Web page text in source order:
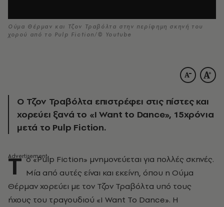
Ούμα Θέρμαν και Τζον Τραβόλτα στην περίφημη σκηνή του
χορού από το Pulp Fiction/© Youtube
Ο Τζον Τραβόλτα επιστρέφει στις πίστες και
χορεύει ξανά το «Ι Want to Dance», 15χρόνια
μετά το Pulp Fiction.
Τ ο «Pulp Fiction» μνημονεύεται για πολλές σκηνές.
Μία από αυτές είναι και εκείνη, όπου η Ούμα
Θέρμαν χορεύει με τον Τζον Τραβόλτα υπό τους
ήχους του τραγουδιού «I Want To Dance». Η